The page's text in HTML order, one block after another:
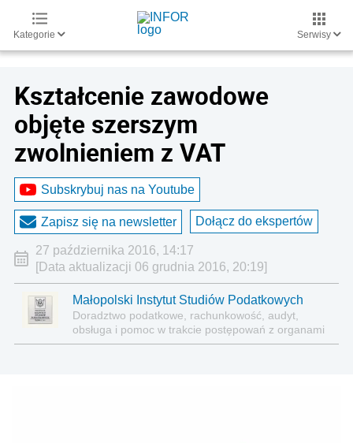
Kategorie Serwisy
Kształcenie zawodowe
objęte szerszym
zwolnieniem z VAT
Subskrybuj nas na Youtube
Zapisz się na newsletter Dołącz do ekspertów
27 października 2016, 14:17
[Data aktualizacji 06 grudnia 2016, 20:19]
Małopolski Instytut Studiów Podatkowych
Doradztwo podatkowe, rachunkowość, audyt,
obsługa i pomoc w trakcie postępowań z organami
podatkowymi, ceny transferowe